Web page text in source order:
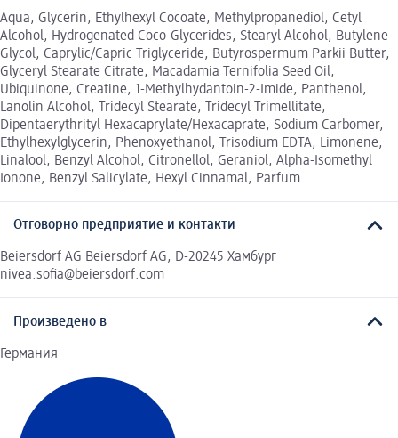
Aqua, Glycerin, Ethylhexyl Cocoate, Methylpropanediol, Cetyl
Alcohol, Hydrogenated Coco-Glycerides, Stearyl Alcohol, Butylene
Glycol, Caprylic/Capric Triglyceride, Butyrospermum Parkii Butter,
Glyceryl Stearate Citrate, Macadamia Ternifolia Seed Oil,
Ubiquinone, Creatine, 1-Methylhydantoin-2-Imide, Panthenol,
Lanolin Alcohol, Tridecyl Stearate, Tridecyl Trimellitate,
Dipentaerythrityl Hexacaprylate/Hexacaprate, Sodium Carbomer,
Ethylhexylglycerin, Phenoxyethanol, Trisodium EDTA, Limonene,
Linalool, Benzyl Alcohol, Citronellol, Geraniol, Alpha-Isomethyl
Ionone, Benzyl Salicylate, Hexyl Cinnamal, Parfum
Отговорно предприятие и контакти
Beiersdorf AG Beiersdorf AG, D-20245 Хамбург
nivea.sofia@beiersdorf.com
Произведено в
Германия